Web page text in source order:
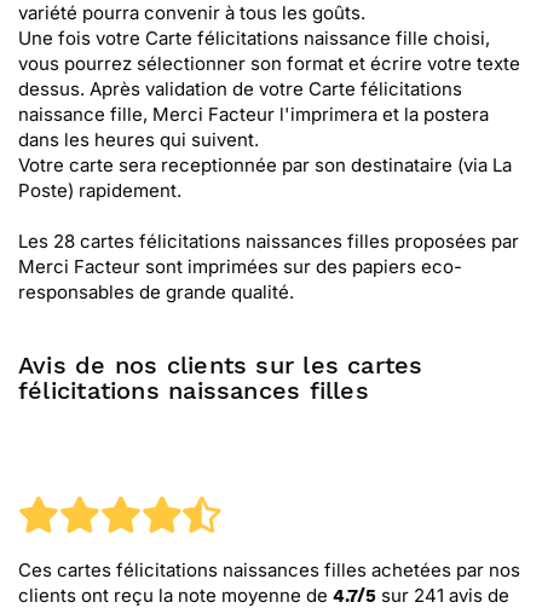
variété pourra convenir à tous les goûts.
Une fois votre Carte félicitations naissance fille choisi,
vous pourrez sélectionner son format et écrire votre texte
dessus. Après validation de votre Carte félicitations
naissance fille, Merci Facteur l'imprimera et la postera
dans les heures qui suivent.
Votre carte sera receptionnée par son destinataire (via La
Poste) rapidement.
Les 28 cartes félicitations naissances filles proposées par
Merci Facteur sont imprimées sur des papiers eco-
responsables de grande qualité.
Avis de nos clients sur les cartes
félicitations naissances filles
Ces cartes félicitations naissances filles achetées par nos
clients ont reçu la note moyenne de 4.7/5 sur 241 avis de